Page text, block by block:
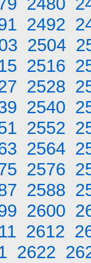
2492
2504
2516
2528
2540
2552
2564
2576
2588
2600
2612
2622